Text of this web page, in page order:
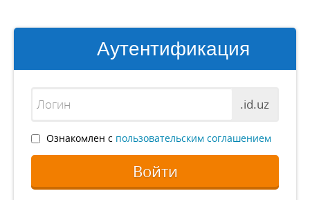
Аутентификация
.id.uz
Ознакомлен с пользовательским соглашением
Войти